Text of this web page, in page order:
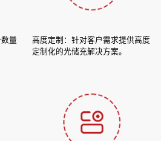
量
高度定制：针对客户需求提供高度
定制化的光储充解决方案。